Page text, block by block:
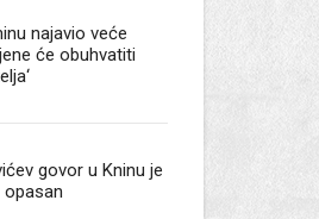
najavio veće
će obuhvatiti
govor u Kninu je